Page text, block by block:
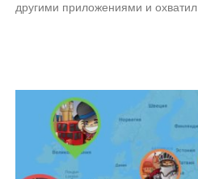
другими приложениями и охватил